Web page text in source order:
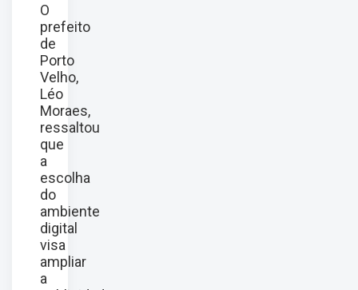
O
prefeito
de
Porto
Velho,
Léo
Moraes,
ressaltou
que
a
escolha
do
ambiente
digital
visa
ampliar
a